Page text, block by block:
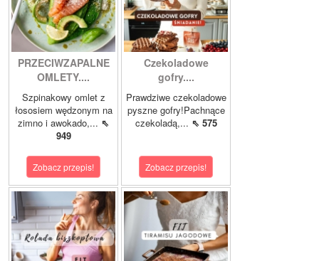
PRZECIWZAPALNE
OMLETY....
Szpinakowy omlet z
łososiem wędzonym na
zimno i awokado,... ⇖
949
Zobacz przepis!
Czekoladowe
gofry....
Prawdziwe czekoladowe
pyszne gofry!Pachnące
czekoladą,... ⇖ 575
Zobacz przepis!